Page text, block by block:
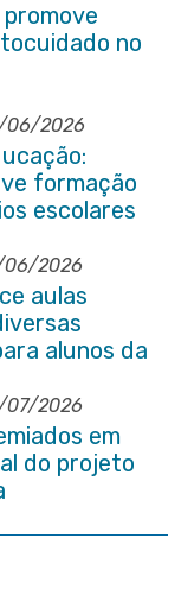
promove
no
06/2026
formação
escolares
06/2026
aulas
alunos da
ensino
07/2026
em
do projeto